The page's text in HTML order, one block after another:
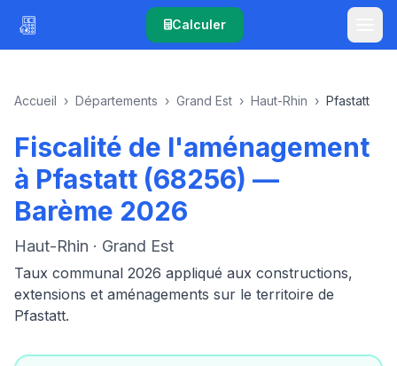
Calculer
Accueil › Départements › Grand Est › Haut-Rhin › Pfastatt
Fiscalité de l'aménagement
à Pfastatt (68256) —
Barème 2026
Haut-Rhin · Grand Est
Taux communal 2026 appliqué aux constructions,
extensions et aménagements sur le territoire de
Pfastatt.